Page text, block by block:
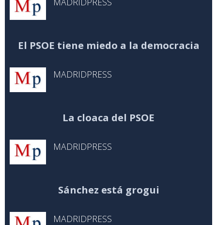
El PSOE tiene miedo a la democracia
MADRIDPRESS
La cloaca del PSOE
MADRIDPRESS
Sánchez está grogui
MADRIDPRESS